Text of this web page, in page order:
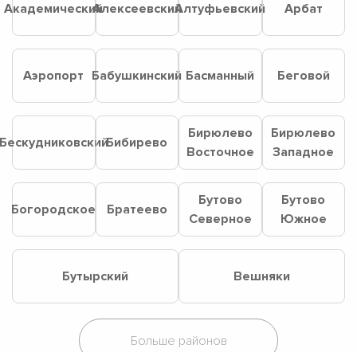
АкадемическийАлексеевскийАлтуфьевский Арбат
Аэропорт Бабушкинский Басманный Беговой
Бибирево
Бирюлево
Восточное
Бирюлево
Западное
Богородское Братеево
Бутово
Северное
Бутово
Южное
Бутырский Вешняки